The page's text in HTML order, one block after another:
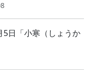
日「小寒（しょうか